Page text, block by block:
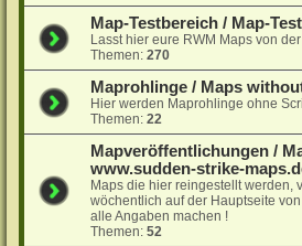
Map-Testbereich / Map-
Lasst hier eure RWM Maps von
Themen:270
Maprohlinge / Maps
Hier werden Maprohlinge ohne
Themen:22
Mapveröffentlichungen /
www.sudden-strike-
Maps die hier reingestellt werden,
wöchentlich auf der Hauptseite
alle Angaben machen !
Themen:52